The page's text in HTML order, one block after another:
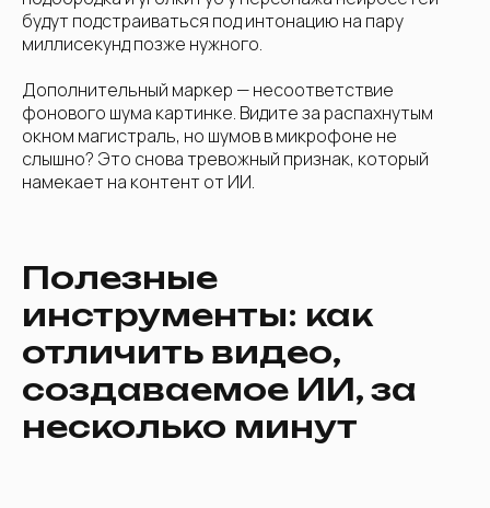
будут подстраиваться под интонацию на пару
миллисекунд позже нужного.
Дополнительный маркер — несоответствие
фонового шума картинке. Видите за распахнутым
окном магистраль, но шумов в микрофоне не
слышно? Это снова тревожный признак, который
намекает на контент от ИИ.
Полезные
инструменты: как
отличить видео,
создаваемое ИИ, за
несколько минут